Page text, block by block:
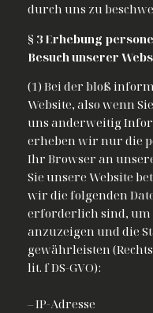
durch uns zu
§ 3 Erhebung
Besuch unserer
(1) Bei der bloß
Website, also wenn
uns anderweitig
erheben wir nur die
Ihr Browser an
Sie unsere Website
wir die folgenden
erforderlich sind, um
anzuzeigen und die
gewährleisten
lit. f DS-GVO):
– IP-Adresse